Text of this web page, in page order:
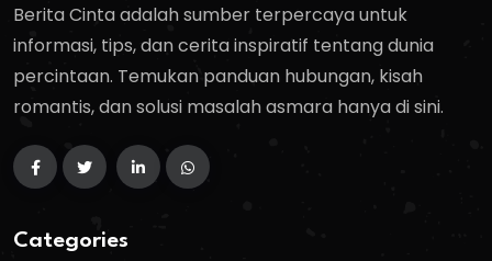
Berita Cinta adalah sumber terpercaya untuk
informasi, tips, dan cerita inspiratif tentang dunia
percintaan. Temukan panduan hubungan, kisah
romantis, dan solusi masalah asmara hanya di sini.
Categories